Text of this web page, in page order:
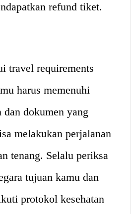
refund tiket.
travel requirements
harus memenuhi
dan dokumen yang
melakukan perjalanan
tenang. Selalu periksa
tujuan kamu dan
protokol kesehatan